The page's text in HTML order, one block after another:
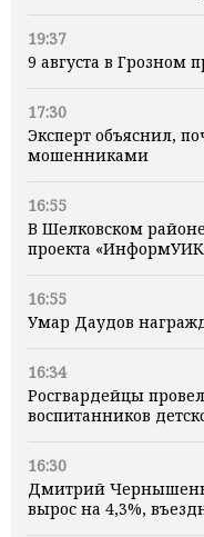
19:37
9 августа в Грозном
17:30
Эксперт объяснил,
мошенниками
16:55
В Шелковском
проекта
16:55
Умар Даудов
16:34
Росгвардейцы
воспитанников
16:30
Дмитрий
вырос на 4,3%,